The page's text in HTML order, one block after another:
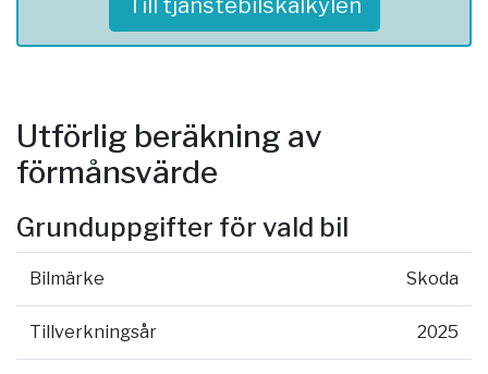
Till tjänstebilskalkylen
Utförlig beräkning av
förmånsvärde
Grunduppgifter för vald bil
Bilmärke Skoda
Tillverkningsår 2025